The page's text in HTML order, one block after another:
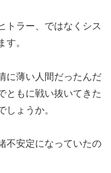
トラー、ではなくシス
す。
に薄い人間だったんだ
ともに戦い抜いてきた
しょうか。
不安定になっていたの